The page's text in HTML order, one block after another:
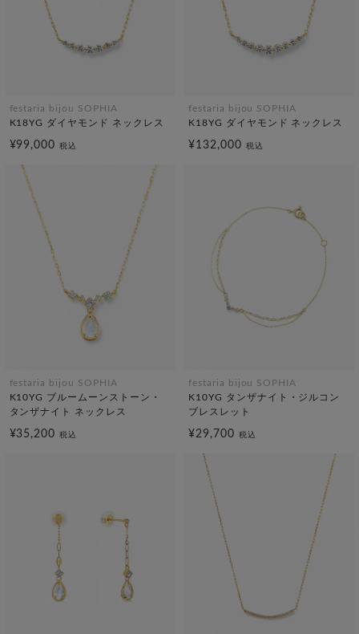
festaria bijou SOPHIA
K18YG ダイヤモンド ネックレス
¥99,000税込
festaria bijou SOPHIA
K18YG ダイヤモンド ネックレス
¥132,000 税込
festaria bijou SOPHIA
K10YG ブルームーンストーン・
タンザナイト ネックレス
¥35,200税込
festaria bijou SOPHIA
K10YG タンザナイト・ジルコン
ブレスレット
¥29,700 税込